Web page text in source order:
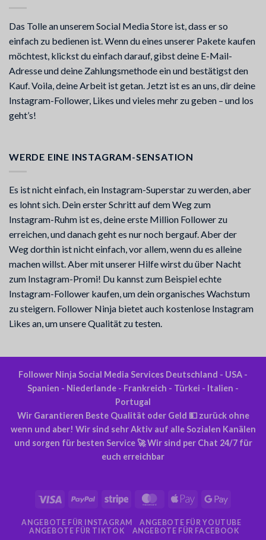
Das Tolle an unserem Social Media Store ist, dass er so
einfach zu bedienen ist. Wenn du eines unserer Pakete kaufen
möchtest, klickst du einfach darauf, gibst deine E-Mail-
Adresse und deine Zahlungsmethode ein und bestätigst den
Kauf. Voila, deine Arbeit ist getan. Jetzt ist es an uns, dir deine
Instagram-Follower, Likes und vieles mehr zu geben – und los
geht’s!
WERDE EINE INSTAGRAM-SENSATION
Es ist nicht einfach, ein Instagram-Superstar zu werden, aber
es lohnt sich. Dein erster Schritt auf dem Weg zum
Instagram-Ruhm ist es, deine erste Million Follower zu
erreichen, und danach geht es nur noch bergauf. Aber der
Weg dorthin ist nicht einfach, vor allem, wenn du es alleine
machen willst. Aber mit unserer Hilfe wirst du über Nacht
zum Instagram-Promi! Du kannst zum Beispiel echte
Instagram-Follower kaufen, um dein organisches Wachstum
zu steigern. Follower Ninja bietet auch kostenlose Instagram
Likes an, um unsere Qualität zu testen.
Follower Ninja Social Media Services Deutschland - USA -
Spanien - Niederlande - Frankreich - Türkei - Italien -
Portugal
Wir Garantieren Beste Qualität oder Geld 💵 zurück ohne
wenn und aber! Wir sind sehr Aktiv auf alle Sozialen Kanälen
und sorgen für besten Service 🚀 Wir sind per Chat 24/7 für
euch erreichbar
Visa PayPal Streifen MasterCard
Apple
Google
ANGEBOTE FÜR INSTAGRAM
ANGEBOTE FÜR YOUTUBE
ANGEBOTE FÜR TIKTOK
ANGEBOTE FÜR FACEBOOK